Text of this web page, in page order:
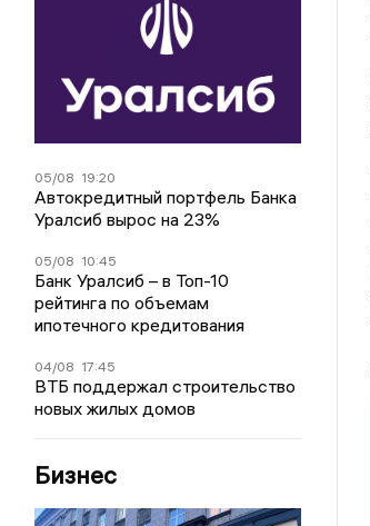
05/08 19:20
Автокредитный портфель Банка
Уралсиб вырос на 23%
05/08 10:45
Банк Уралсиб – в Топ-10
рейтинга по объемам
ипотечного кредитования
04/08 17:45
ВТБ поддержал строительство
новых жилых домов
Бизнес